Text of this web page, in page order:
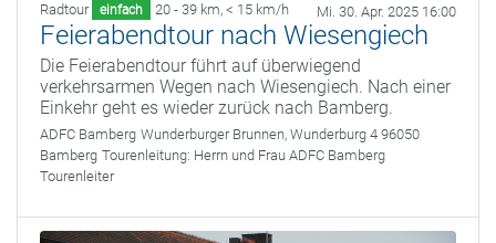
Radtour einfach 20 - 39 km, < 15 km/h Mi. 30. Apr. 2025 16:00
Feierabendtour nach Wiesengiech
Die Feierabendtour führt auf überwiegend
verkehrsarmen Wegen nach Wiesengiech. Nach einer
Einkehr geht es wieder zurück nach Bamberg.
ADFC Bamberg Wunderburger Brunnen, Wunderburg 4 96050
Bamberg Tourenleitung: Herrn und Frau ADFC Bamberg
Tourenleiter